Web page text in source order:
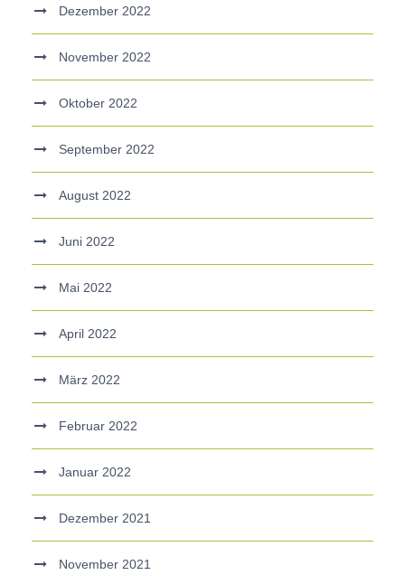
Dezember 2022
November 2022
Oktober 2022
September 2022
August 2022
Juni 2022
Mai 2022
April 2022
März 2022
Februar 2022
Januar 2022
Dezember 2021
November 2021